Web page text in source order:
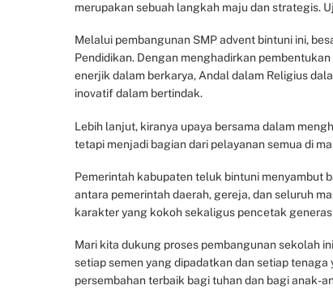
merupakan sebuah langkah maju dan strategis.
Melalui pembangunan SMP advent bintuni ini,
Pendidikan. Dengan menghadirkan
enerjik dalam berkarya, Andal dalam Religius
inovatif dalam bertindak.
Lebih lanjut, kiranya upaya bersama dalam
tetapi menjadi bagian dari pelayanan semua di
Pemerintah kabupaten teluk bintuni menyambut
antara pemerintah daerah, gereja, dan seluruh
karakter yang kokoh sekaligus pencetak
Mari kita dukung proses pembangunan sekolah
setiap semen yang dipadatkan dan setiap
persembahan terbaik bagi tuhan dan bagi anak-